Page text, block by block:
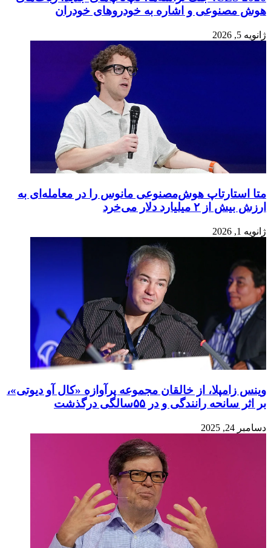
هوش مصنوعی و اشاره به خودروهای خودران
ژانویه 5, 2026
متا استارتاپ هوش‌مصنوعی مانوس را در معامله‌ای به
ارزش بیش از ۲ میلیارد دلار می‌خرد
ژانویه 1, 2026
وینس زامپلا، از خالقان مجموعه پرآوازه «کال آو دیوتی»،
بر اثر سانحه رانندگی و در ۵۵سالگی درگذشت
دسامبر 24, 2025